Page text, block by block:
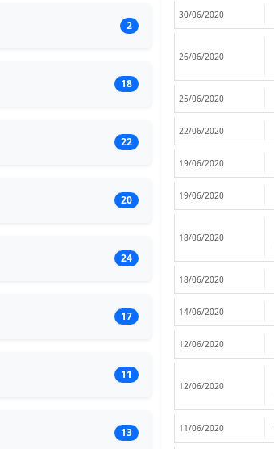
2
18
22
20
24
17
11
13
30/06/2020
26/06/2020
25/06/2020
22/06/2020
19/06/2020
19/06/2020
18/06/2020
18/06/2020
14/06/2020
12/06/2020
12/06/2020
11/06/2020